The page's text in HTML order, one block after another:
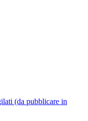
(da pubblicare in